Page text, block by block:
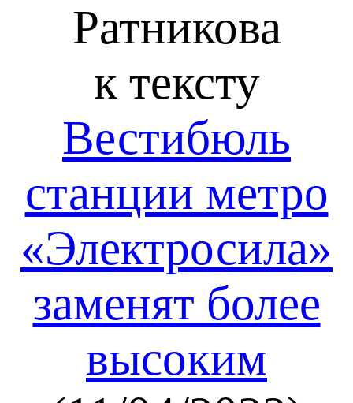
Ратникова
к тексту
Вестибюль
станции метро
«Электросила»
заменят более
высоким